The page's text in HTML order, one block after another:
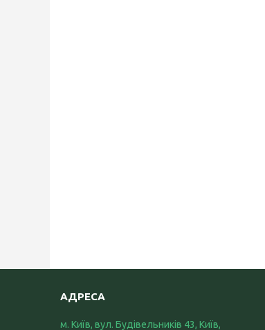
м. Київ, вул. Будівельників 43, Київ,